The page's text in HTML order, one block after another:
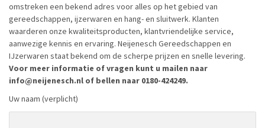
omstreken een bekend adres voor alles op het gebied van
gereedschappen, ijzerwaren en hang- en sluitwerk. Klanten
waarderen onze kwaliteitsproducten, klantvriendelijke service,
aanwezige kennis en ervaring. Neijenesch Gereedschappen en
IJzerwaren staat bekend om de scherpe prijzen en snelle levering.
Voor meer informatie of vragen kunt u mailen naar
info@neijenesch.nl of bellen naar 0180-424249.
Uw naam (verplicht)